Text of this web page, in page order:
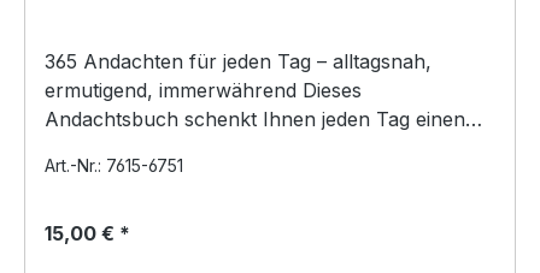
365 Andachten für jeden Tag – alltagsnah,
ermutigend, immerwährend Dieses
Andachtsbuch schenkt Ihnen jeden Tag einen
Art.-Nr.: 7615-6751
15,00 € *